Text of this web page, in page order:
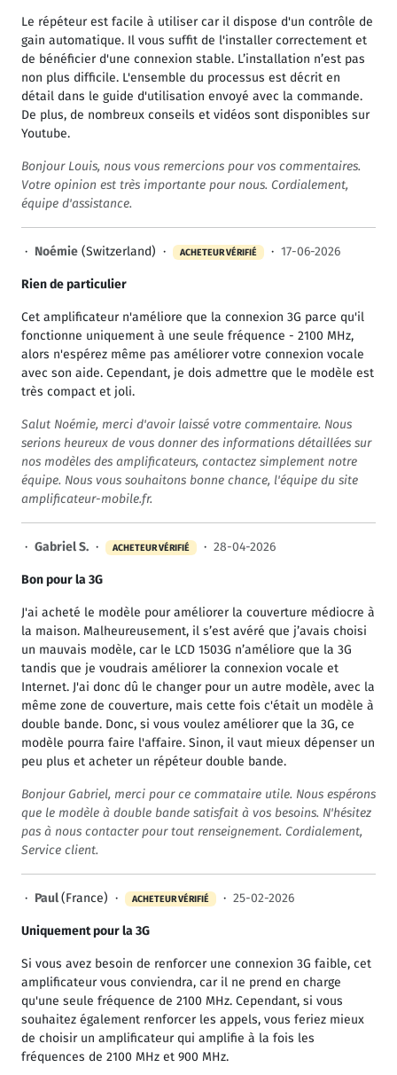
Le répéteur est facile à utiliser car il dispose d'un contrôle de
gain automatique. Il vous suffit de l'installer correctement et
de bénéficier d'une connexion stable. L’installation n’est pas
non plus difficile. L'ensemble du processus est décrit en
détail dans le guide d'utilisation envoyé avec la commande.
De plus, de nombreux conseils et vidéos sont disponibles sur
Youtube.
Bonjour Louis, nous vous remercions pour vos commentaires.
Votre opinion est très importante pour nous. Cordialement,
équipe d'assistance.
· Noémie (Switzerland) · ACHETEUR VÉRIFIÉ · 17-06-2026
Rien de particulier
Cet amplificateur n'améliore que la connexion 3G parce qu'il
fonctionne uniquement à une seule fréquence - 2100 MHz,
alors n'espérez même pas améliorer votre connexion vocale
avec son aide. Cependant, je dois admettre que le modèle est
très compact et joli.
Salut Noémie, merci d'avoir laissé votre commentaire. Nous
serions heureux de vous donner des informations détaillées sur
nos modèles des amplificateurs, contactez simplement notre
équipe. Nous vous souhaitons bonne chance, l'équipe du site
amplificateur-mobile.fr.
· Gabriel S. · ACHETEUR VÉRIFIÉ · 28-04-2026
Bon pour la 3G
J'ai acheté le modèle pour améliorer la couverture médiocre à
la maison. Malheureusement, il s’est avéré que j’avais choisi
un mauvais modèle, car le LCD 1503G n’améliore que la 3G
tandis que je voudrais améliorer la connexion vocale et
Internet. J'ai donc dû le changer pour un autre modèle, avec la
même zone de couverture, mais cette fois c'était un modèle à
double bande. Donc, si vous voulez améliorer que la 3G, ce
modèle pourra faire l'affaire. Sinon, il vaut mieux dépenser un
peu plus et acheter un répéteur double bande.
Bonjour Gabriel, merci pour ce commataire utile. Nous espérons
que le modèle à double bande satisfait à vos besoins. N'hésitez
pas à nous contacter pour tout renseignement. Cordialement,
Service client.
· Paul(France) · ACHETEUR VÉRIFIÉ · 25-02-2026
Uniquement pour la 3G
Si vous avez besoin de renforcer une connexion 3G faible, cet
amplificateur vous conviendra, car il ne prend en charge
qu'une seule fréquence de 2100 MHz. Cependant, si vous
souhaitez également renforcer les appels, vous feriez mieux
de choisir un amplificateur qui amplifie à la fois les
fréquences de 2100 MHz et 900 MHz.